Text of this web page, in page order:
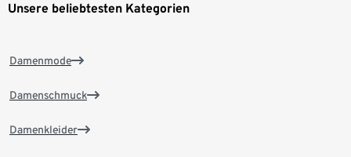
Unsere beliebtesten Kategorien
Damenmode
Damenschmuck
Damenkleider